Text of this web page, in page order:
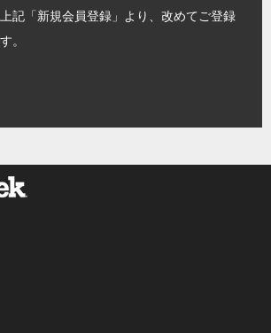
記「新規会員登録」より、改めてご登録
。